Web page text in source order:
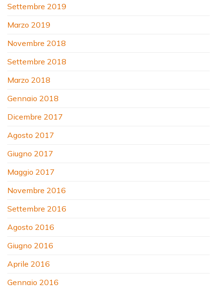
Settembre 2019
Marzo 2019
Novembre 2018
Settembre 2018
Marzo 2018
Gennaio 2018
Dicembre 2017
Agosto 2017
Giugno 2017
Maggio 2017
Novembre 2016
Settembre 2016
Agosto 2016
Giugno 2016
Aprile 2016
Gennaio 2016